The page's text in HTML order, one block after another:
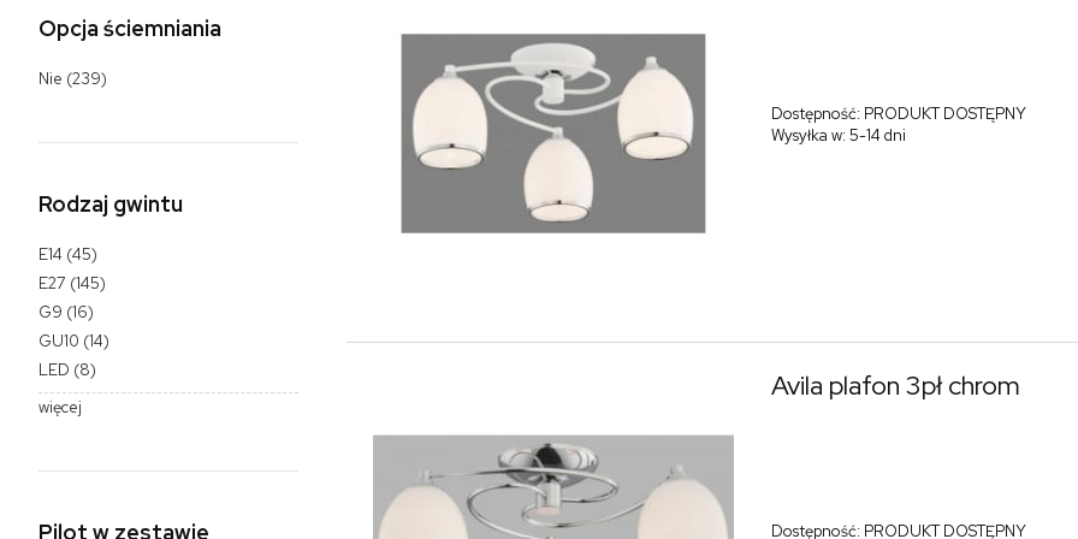
Opcja ściemniania
Nie (239)
Rodzaj gwintu
E14 (45)
E27 (145)
G9 (16)
GU10 (14)
LED (8)
więcej
Pilot w zestawie
Dostępność: PRODUKT DOSTĘPNY
Wysyłka w:5-14 dni
Avila plafon 3pł chrom
Dostępność: PRODUKT DOSTĘPNY